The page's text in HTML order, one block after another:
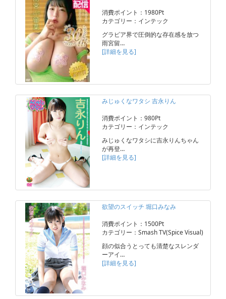
消費ポイント：1980Pt
カテゴリー：インテック
グラビア界で圧倒的な存在感を放つ
雨宮留…
[詳細を見る]
みじゅくなワタシ 吉永りん
消費ポイント：980Pt
カテゴリー：インテック
みじゅくなワタシに吉永りんちゃん
が再登…
[詳細を見る]
欲望のスイッチ 堀口みなみ
消費ポイント：1500Pt
カテゴリー：Smash TV(Spice Visual)
顔の似合うとっても清楚なスレンダ
ーアイ…
[詳細を見る]